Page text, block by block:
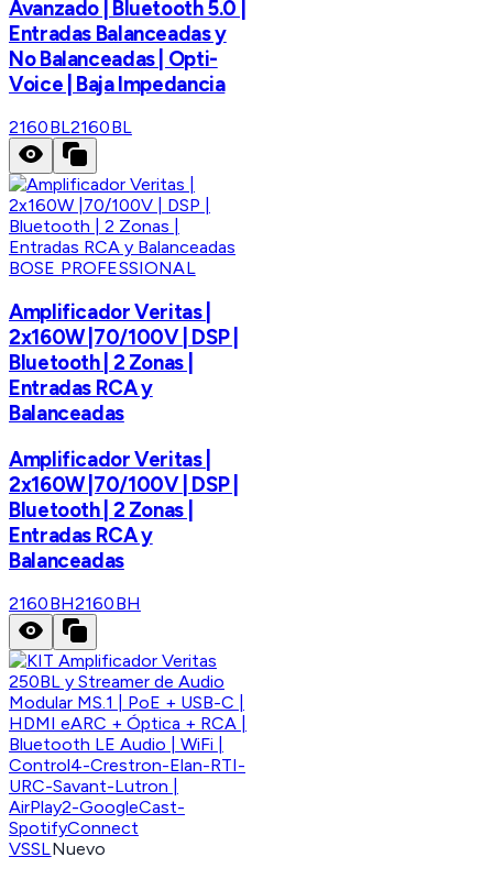
Avanzado | Bluetooth 5.0 |
Entradas Balanceadas y
No Balanceadas | Opti-
Voice | Baja Impedancia
2160BL2160BL
BOSE PROFESSIONAL
Amplificador Veritas |
2x160W |70/100V | DSP |
Bluetooth | 2 Zonas |
Entradas RCA y
Balanceadas
Amplificador Veritas |
2x160W |70/100V | DSP |
Bluetooth | 2 Zonas |
Entradas RCA y
Balanceadas
2160BH2160BH
VSSLNuevo